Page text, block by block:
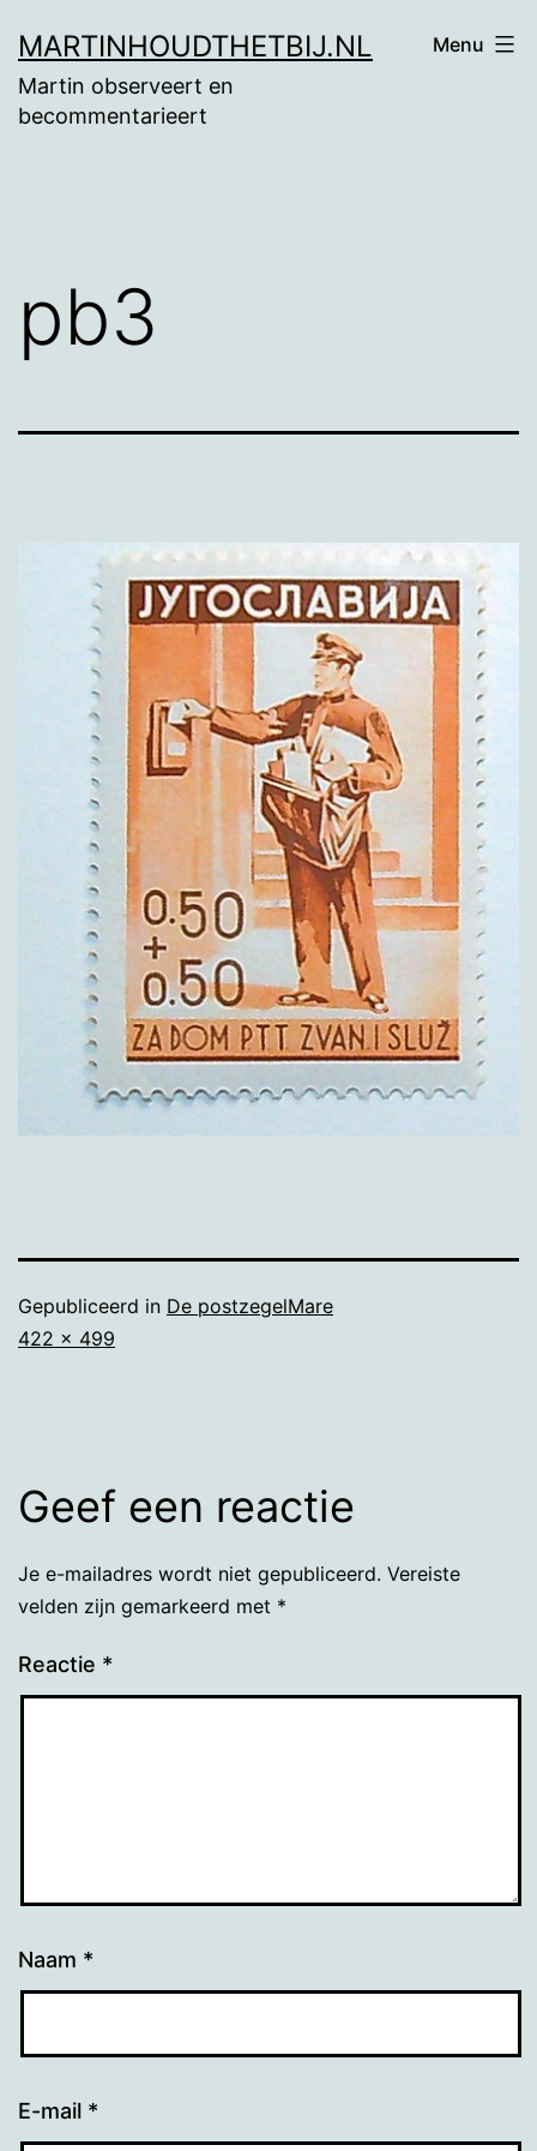
naar
de
MARTINHOUDTHETBIJ.NL
Martin observeert en
becommentarieert
Menu
pb3
Gepubliceerd in De postzegelMare
Volledige
422 × 499
Geef een reactie
Je e-mailadres wordt niet gepubliceerd. Vereiste
velden zijn gemarkeerd met *
Reactie *
Naam *
E-mail *